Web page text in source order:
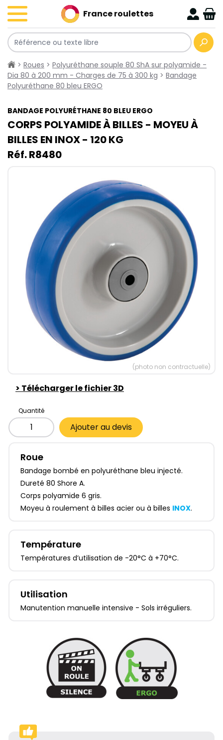
France roulettes
> Roues > Polyuréthane souple 80 ShA sur polyamide -
Dia 80 à 200 mm - Charges de 75 à 300 kg > Bandage
Polyuréthane 80 bleu ERGO
BANDAGE POLYURÉTHANE 80 BLEU ERGO
CORPS POLYAMIDE À BILLES - MOYEU À
BILLES EN INOX- 120​ KG
Réf. R8480
(photo non contractuelle)
> Télécharger le fichier 3D
Quantité
Ajouter au devis
Roue
Bandage bombé en polyuréthane bleu injecté.
Dureté 80 Shore A.
Corps polyamide 6 gris.
Moyeu à roulement à billes acier ou à billes INOX.
Température
Températures d’utilisation de -20°C à +70°C.
Utilisation
Manutention manuelle intensive - Sols irréguliers.